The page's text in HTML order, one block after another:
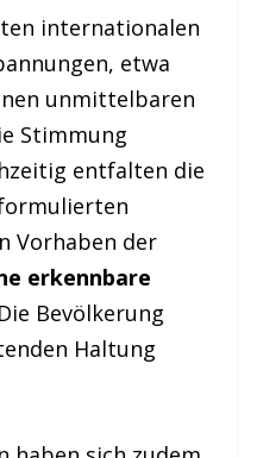
internationalen
etwa
unmittelbaren
Stimmung
entfalten die
Vorhaben der
erkennbare
Bevölkerung
Haltung